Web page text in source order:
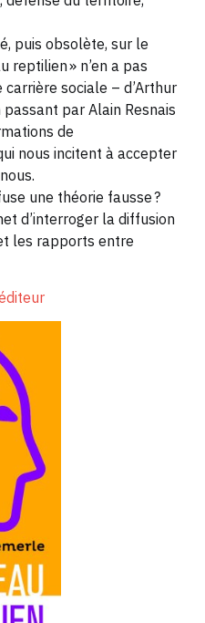
puis obsolète, sur le
reptilien » n’en a pas
sociale – d’Arthur
par Alain Resnais
de
nous incitent à accepter
une théorie fausse ?
d’interroger la diffusion
les rapports entre